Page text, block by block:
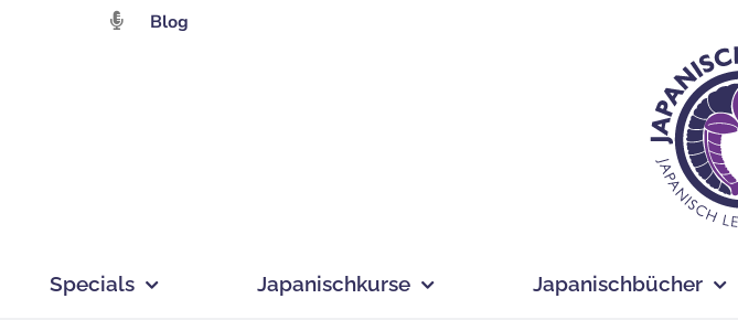
Blog
Specials Japanischkurse Japanischbücher